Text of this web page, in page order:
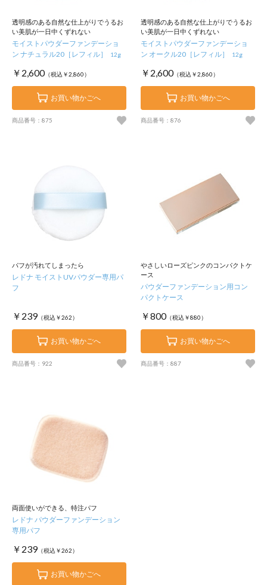
透明感のある自然な仕上がりでうるお
い美肌が一日中くずれない
モイストパウダーファンデーショ
ン ナチュラル20［レフィル］
12g
￥2,600（税込￥2,860）
お買い物かごへ
商品番号：875
透明感のある自然な仕上がりでうるお
い美肌が一日中くずれない
モイストパウダーファンデーショ
ン オークル20［レフィル］
12g
￥2,600（税込￥2,860）
お買い物かごへ
商品番号：876
パフが汚れてしまったら
レドナ モイストUVパウダー専用パ
フ
￥239（税込￥262）
お買い物かごへ
商品番号：922
やさしいローズピンクのコンパクトケ
ース
パウダーファンデーション用コン
パクトケース
￥800（税込￥880）
お買い物かごへ
商品番号：887
両面使いができる、特注パフ
レドナ パウダーファンデーション
専用パフ
￥239（税込￥262）
お買い物かごへ